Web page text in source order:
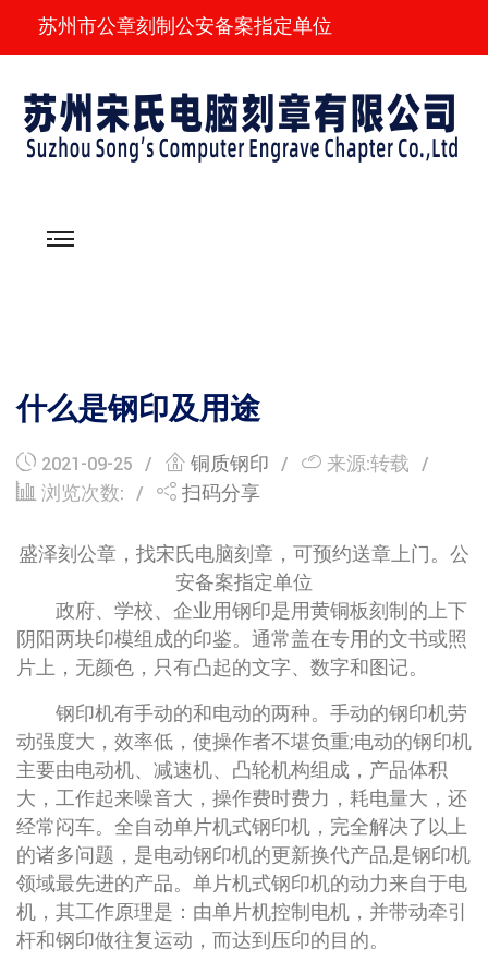
苏州市公章刻制公安备案指定单位
什么是钢印及用途
2021-09-25 铜质钢印
来源:转载
浏览次数:
扫码分享
盛泽刻公章，找宋氏电脑刻章，可预约送章上门。公
安备案指定单位
政府、学校、企业用钢印是用黄铜板刻制的上下
阴阳两块印模组成的印鉴。通常盖在专用的文书或照
片上，无颜色，只有凸起的文字、数字和图记。
钢印机有手动的和电动的两种。手动的钢印机劳
动强度大，效率低，使操作者不堪负重;电动的钢印机
主要由电动机、减速机、凸轮机构组成，产品体积
大，工作起来噪音大，操作费时费力，耗电量大，还
经常闷车。全自动单片机式钢印机，完全解决了以上
的诸多问题，是电动钢印机的更新换代产品,是钢印机
领域最先进的产品。单片机式钢印机的动力来自于电
机，其工作原理是：由单片机控制电机，并带动牵引
杆和钢印做往复运动，而达到压印的目的。